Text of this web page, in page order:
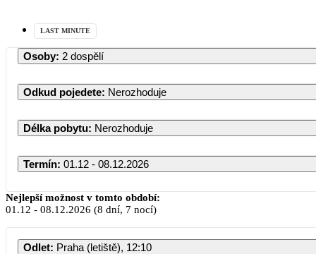
LAST MINUTE
Osoby: 2 dospělí
Odkud pojedete: Nerozhoduje
Délka pobytu: Nerozhoduje
Termín: 01.12 - 08.12.2026
Nejlepší možnost v tomto období:
01.12 - 08.12.2026 (8 dní, 7 nocí)
Odlet: Praha (letiště), 12:10